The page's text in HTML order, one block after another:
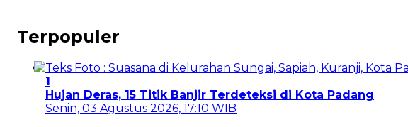
Terpopuler
1
Hujan Deras, 15 Titik Banjir Terdeteksi di Kota Padang
Senin, 03 Agustus 2026, 17:10 WIB